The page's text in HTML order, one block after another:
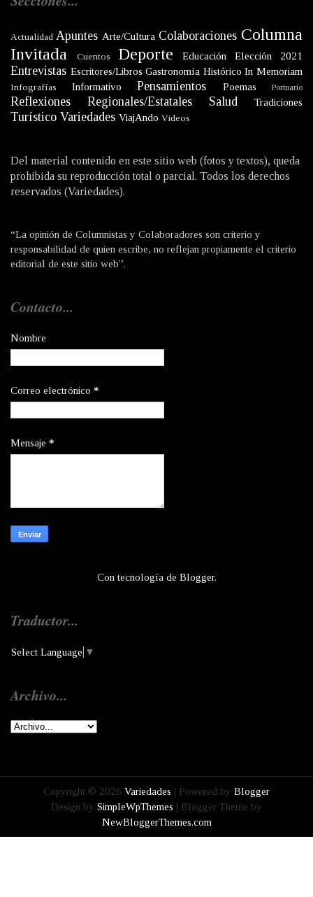
Actualidad Apuntes Arte/Cultura Colaboraciones Columna
Invitada
Cuentos Deporte Educación Elección 2021
Entrevistas Escritores/Libros Gastronomía Histórico In Memoriam
Infografías Informativo Pensamientos Poemas Portuario
Reflexiones Regionales/Estatales Salud Tradiciones
Turístico Variedades ViajAndo Videos
Del material contenido en este sitio web (fotos y textos), queda
prohibida su reproducción total o parcial. Todos los derechos
reservados (Variedades).
“La opinión de Columnistas y Colaboradores son criterio y
responsabilidad de quien escribe, no reflejan propiamente el criterio
editorial de este sitio web”.
Contacto...
Nombre
Correo electrónico *
Mensaje *
Con tecnología de Blogger.
Traductor...
Select Language ▼
Archivo...
Copyright © 2026 Variedades | Powered by Blogger
Design by SimpleWpThemes | Blogger Theme by
NewBloggerThemes.com